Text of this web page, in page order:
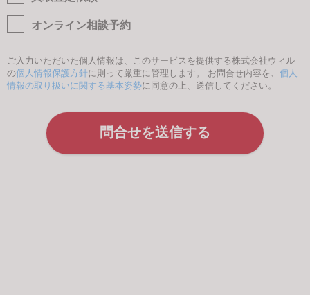
オンライン相談予約
ご入力いただいた個人情報は、このサービスを提供する株式会社ウィル
の個人情報保護方針に則って厳重に管理します。 お問合せ内容を、 個人
情報の取り扱いに関する基本姿勢に同意の上、送信してください。